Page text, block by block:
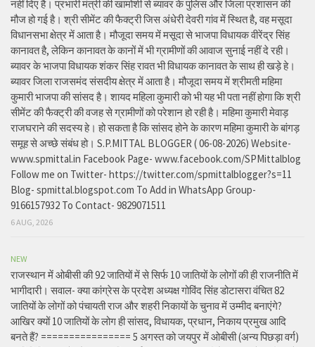
नहीं दिए है। प्रभारी मंत्री की खामोशी से ब्यावर के पुलिस और जिला प्रशासन की
मौज हो गई है। श्री सीमेंट की फैक्ट्री जिस अंधेरी देवरी गांव में स्थित है, वह मसूदा
विधानसभा क्षेत्र में आता है। मौजूदा समय में मसूदा से भाजपा विधायक वीरेंद्र सिंह
कानावत है, लेकिन कानावत के कानों में भी ग्रामीणों की आवाज सुनाई नहीं दे रही।
ब्यावर के भाजपा विधायक शंकर सिंह रावत भी विधायक कानावत के साथ ही खड़े हे।
ब्यावर जिला राजसमंद संसदीय क्षेत्र में आता है। मौजूदा समय में श्रीमती महिमा
कुमारी भाजपा की सांसद है। शायद महिला कुमारी को भी यह भी पता नहीं होगा कि श्री
सीमेंट की फैक्ट्री की वजह से ग्रामीणों को परेशान हो रही है। महिमा कुमारी मेवाड़
राजघराने की सदस्य हे। हो सकता है कि सांसद होने के कारण महिमा कुमारी के बांगड़
समूह से अच्छे संबंध हो। S.P.MITTAL BLOGGER ( 06-08-2026) Website-
www.spmittal.in Facebook Page- www.facebook.com/SPMittalblog
Follow me on Twitter- https://twitter.com/spmittalblogger?s=11
Blog- spmittal.blogspot.com To Add in WhatsApp Group-
9166157932 To Contact- 9829071511
6 AUG, 2026
NEW
राजस्थान में ओबीसी की 92 जातियों में से सिर्फ 10 जातियों के लोगों की ही राजनीति में
भागीदारी। सवाल- क्या कांग्रेस के प्रदेश अध्यक्ष गोविंद सिंह डोटासरा वंचित 82
जातियों के लोगों को पंचायती राज और शहरी निकायों के चुनाव में उम्मीद बनाएंगे?
आखिर क्यों 10 जातियों के लोग ही सांसद, विधायक, प्रधान, निकाय प्रमुख आदि
बनते हैं? ================ 5 अगस्त को जयपुर में ओबीसी (अन्य पिछड़ा वर्ग)